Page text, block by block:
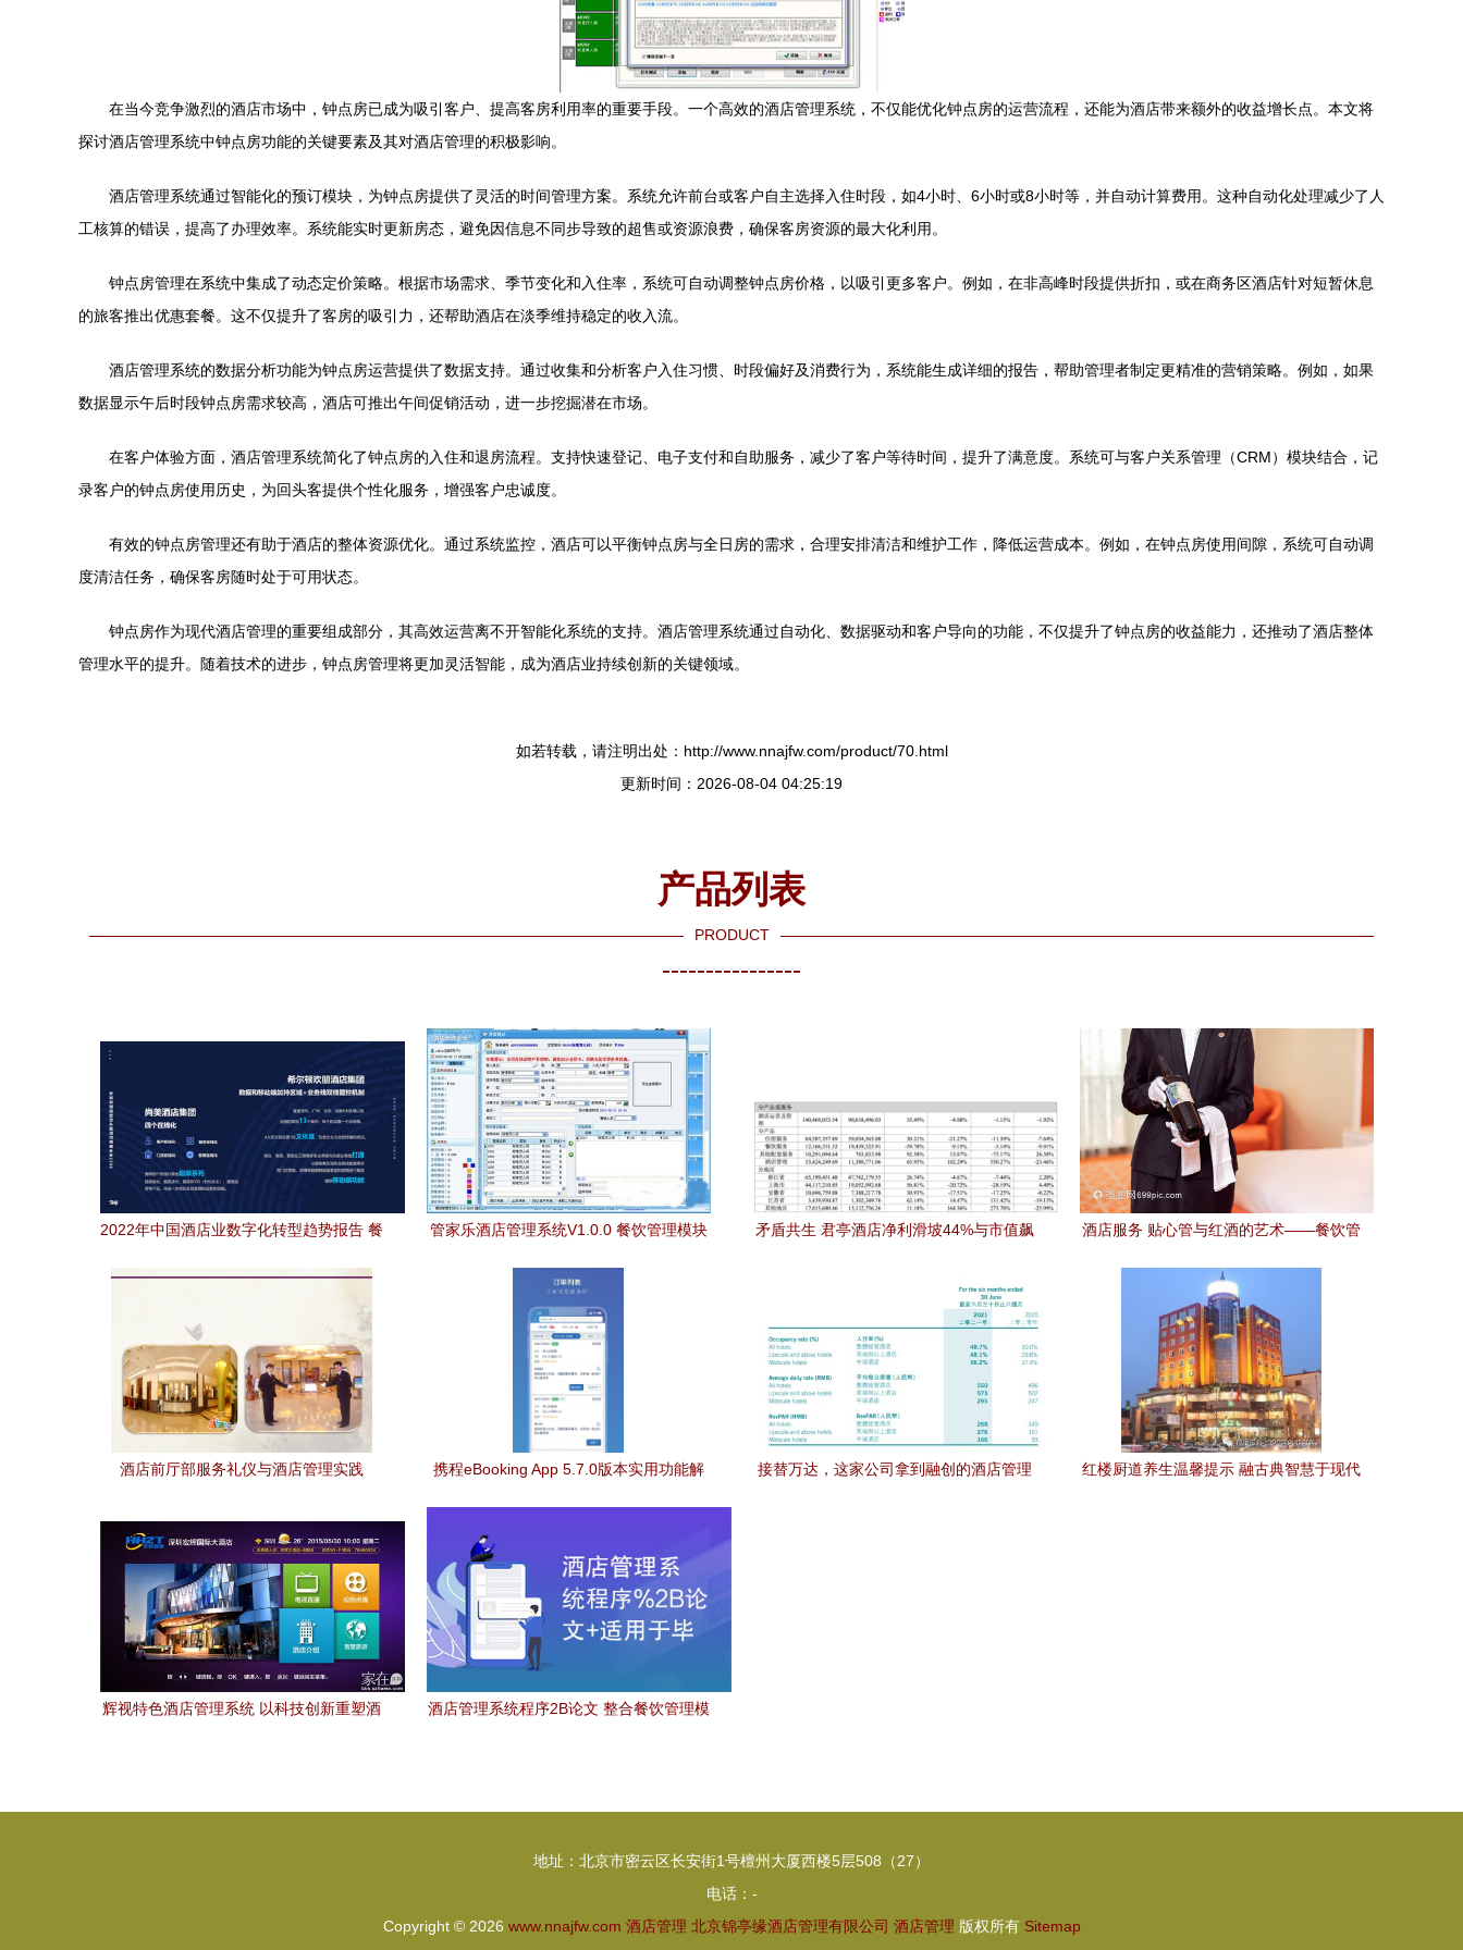
在当今竞争激烈的酒店市场中，钟点房已成为吸引客户、提高客房利用率的重要手段。一个高效的酒店管理系统，不仅能优化钟点房的运营流程，还能为酒店带来额外的收益增长点。本文将
探讨酒店管理系统中钟点房功能的关键要素及其对酒店管理的积极影响。
酒店管理系统通过智能化的预订模块，为钟点房提供了灵活的时间管理方案。系统允许前台或客户自主选择入住时段，如4小时、6小时或8小时等，并自动计算费用。这种自动化处理减少了人
工核算的错误，提高了办理效率。系统能实时更新房态，避免因信息不同步导致的超售或资源浪费，确保客房资源的最大化利用。
钟点房管理在系统中集成了动态定价策略。根据市场需求、季节变化和入住率，系统可自动调整钟点房价格，以吸引更多客户。例如，在非高峰时段提供折扣，或在商务区酒店针对短暂休息
的旅客推出优惠套餐。这不仅提升了客房的吸引力，还帮助酒店在淡季维持稳定的收入流。
酒店管理系统的数据分析功能为钟点房运营提供了数据支持。通过收集和分析客户入住习惯、时段偏好及消费行为，系统能生成详细的报告，帮助管理者制定更精准的营销策略。例如，如果
数据显示午后时段钟点房需求较高，酒店可推出午间促销活动，进一步挖掘潜在市场。
在客户体验方面，酒店管理系统简化了钟点房的入住和退房流程。支持快速登记、电子支付和自助服务，减少了客户等待时间，提升了满意度。系统可与客户关系管理（CRM）模块结合，记
录客户的钟点房使用历史，为回头客提供个性化服务，增强客户忠诚度。
有效的钟点房管理还有助于酒店的整体资源优化。通过系统监控，酒店可以平衡钟点房与全日房的需求，合理安排清洁和维护工作，降低运营成本。例如，在钟点房使用间隙，系统可自动调
度清洁任务，确保客房随时处于可用状态。
钟点房作为现代酒店管理的重要组成部分，其高效运营离不开智能化系统的支持。酒店管理系统通过自动化、数据驱动和客户导向的功能，不仅提升了钟点房的收益能力，还推动了酒店整体
管理水平的提升。随着技术的进步，钟点房管理将更加灵活智能，成为酒店业持续创新的关键领域。
如若转载，请注明出处：http://www.nnajfw.com/product/70.html
更新时间：2026-08-04 04:25:19
产品列表
PRODUCT
----------------
2022年中国酒店业数字化转型趋势报告 餐
管家乐酒店管理系统V1.0.0 餐饮管理模块
矛盾共生 君亭酒店净利滑坡44%与市值飙
酒店服务 贴心管与红酒的艺术——餐饮管
酒店前厅部服务礼仪与酒店管理实践
携程eBooking App 5.7.0版本实用功能解
接替万达，这家公司拿到融创的酒店管理
红楼厨道养生温馨提示 融古典智慧于现代
辉视特色酒店管理系统 以科技创新重塑酒
酒店管理系统程序2B论文 整合餐饮管理模
地址：北京市密云区长安街1号檀州大厦西楼5层508（27）
电话：-
Copyright © 2026 www.nnajfw.com 酒店管理 北京锦亭缘酒店管理有限公司 酒店管理 版权所有 Sitemap